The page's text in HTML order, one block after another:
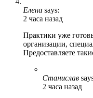
Елена says:
2 часа назад
Практики уже
организации,
Предоставляете
Станислав
2 часа назад